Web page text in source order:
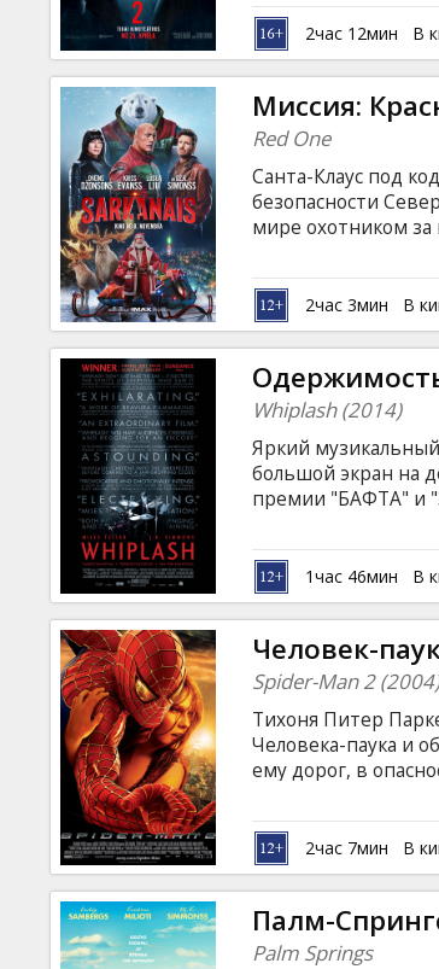
2час 12мин В
Миссия:
Red One
Санта-Клаус под
безопасности
мире охотником
латышском и
2час 3мин В
Whiplash (2014)
Яркий
большой экран на
премии "БАФТА" и
его мечта
лучшего в стране
становится
подталкивать его
возможностей. Кто
1час 46мин В
Человек-
Spider-Man 2
Тихоня Питер
Человека-паука и
ему дорог, в
одолеть
языке с2час 7мин В
Палм-
Palm Springs